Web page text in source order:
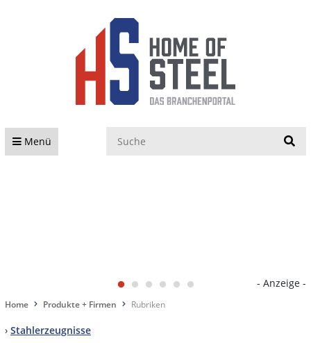
Menü
- Anzeige -
Home Produkte + Firmen Rubriken
› Stahlerzeugnisse